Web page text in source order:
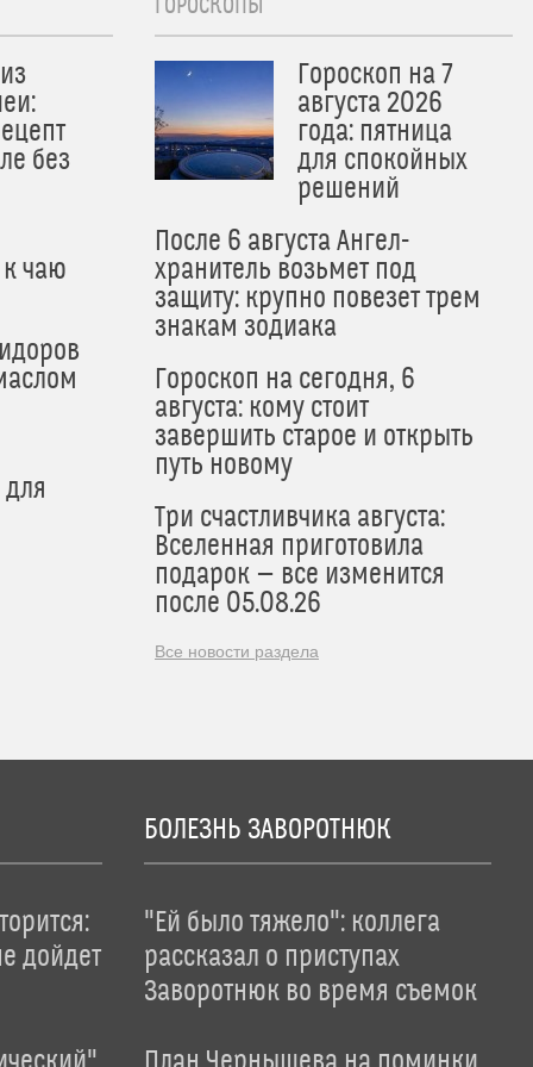
без
чаю
Гороскоп на 7
августа 2026
года: пятница
для спокойных
решений
После 6 августа Ангел-
хранитель возьмет под
защиту: крупно повезет трем
знакам зодиака
Гороскоп на сегодня, 6
августа: кому стоит
завершить старое и открыть
путь новому
Три счастливчика августа:
Вселенная приготовила
подарок — все изменится
после 05.08.26
Все новости раздела
дойдет
БОЛЕЗНЬ ЗАВОРОТНЮК
"Ей было тяжело": коллега
рассказал о приступах
Заворотнюк во время съемок